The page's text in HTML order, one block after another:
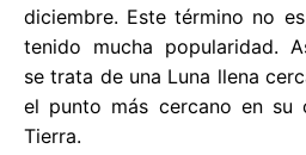
diciembre. Este término no
tenido mucha popularidad.
se trata de una Luna llena
el punto más cercano en su
Tierra.